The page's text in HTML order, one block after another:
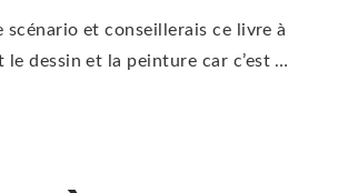
scénario et conseillerais ce livre à
le dessin et la peinture car c’est …